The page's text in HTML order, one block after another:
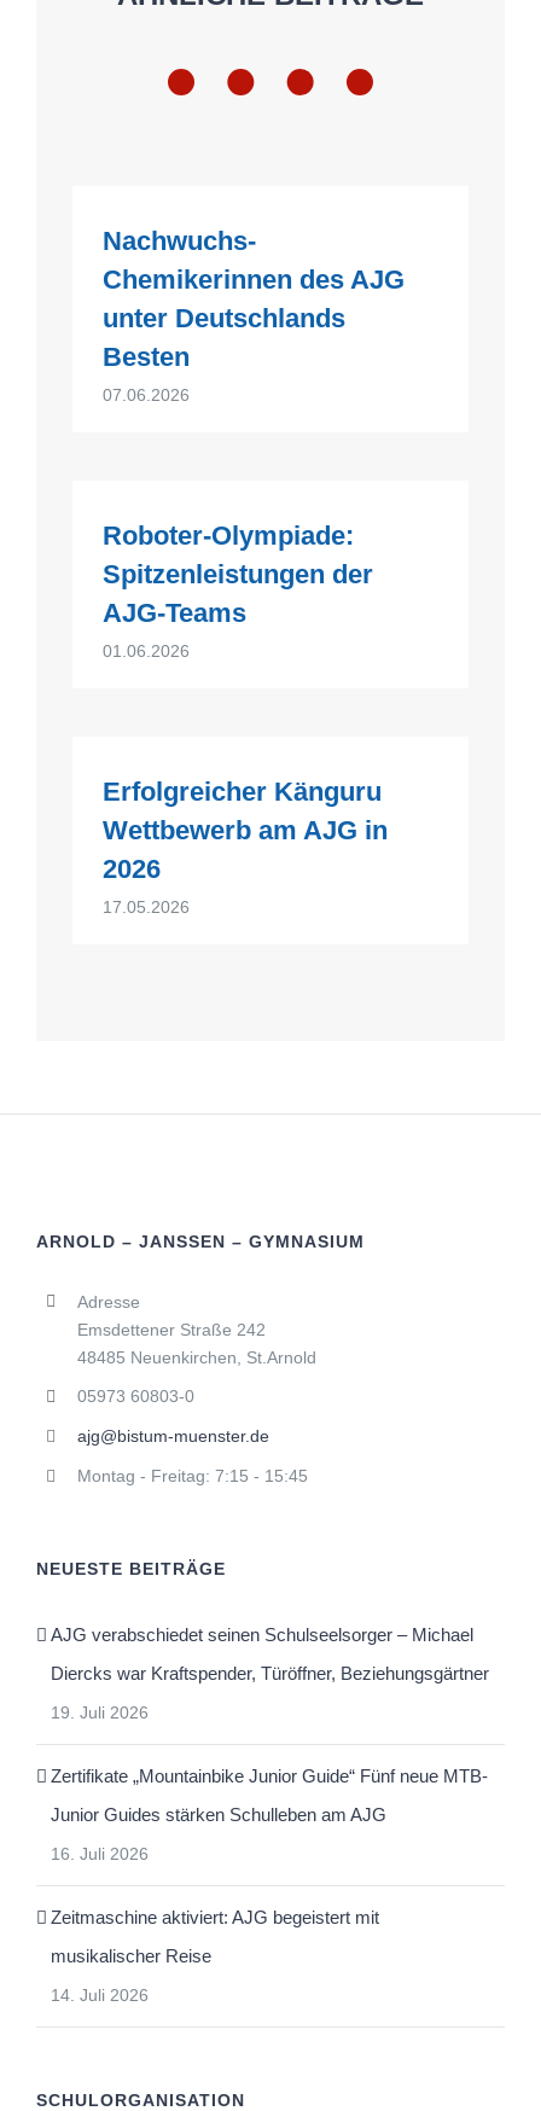
Nachwuchs-
Chemikerinnen des AJG
unter Deutschlands
Besten
07.06.2026
Roboter-Olympiade:
Spitzenleistungen der
AJG-Teams
01.06.2026
Erfolgreicher Känguru
Wettbewerb am AJG in
2026
17.05.2026
ARNOLD – JANSSEN – GYMNASIUM
Adresse
Emsdettener Straße 242
48485 Neuenkirchen, St.Arnold
05973 60803-0
ajg@bistum-muenster.de
Montag - Freitag: 7:15 - 15:45
NEUESTE BEITRÄGE
AJG verabschiedet seinen Schulseelsorger – Michael
Diercks war Kraftspender, Türöffner, Beziehungsgärtner
19. Juli 2026
Zertifikate „Mountainbike Junior Guide“ Fünf neue MTB-
Junior Guides stärken Schulleben am AJG
16. Juli 2026
Zeitmaschine aktiviert: AJG begeistert mit
musikalischer Reise
14. Juli 2026
SCHULORGANISATION